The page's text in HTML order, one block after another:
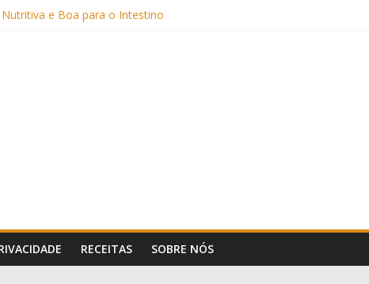
e Boa para o Intestino
(Sem Forno, Fácil e Fofinho)
Receita Prática e Deliciosa
Açúcar e com Leite Vegetal)
RECEITAS SOBRE NÓS